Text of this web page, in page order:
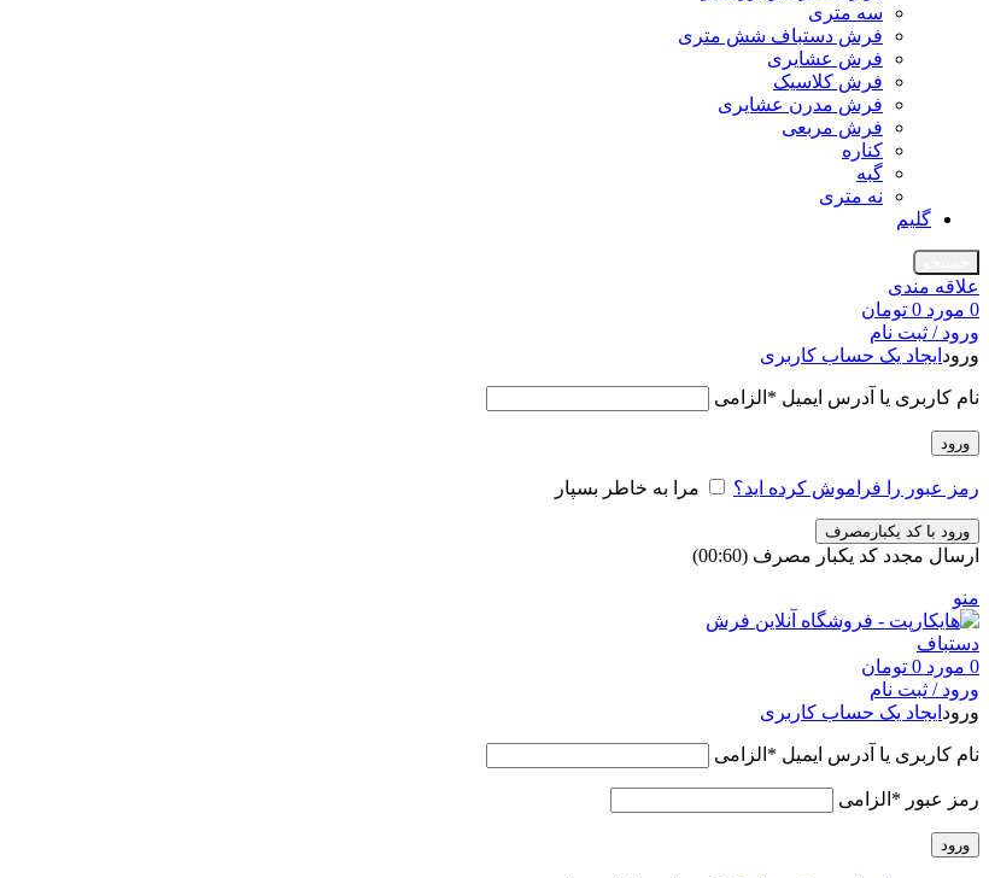
سه متری
فرش دستباف شش متری
فرش عشایری
فرش کلاسیک
فرش مدرن عشایری
فرش مربعی
کناره
گبه
نه متری
گلیم
علاقه مندی
0 مورد 0 تومان
ورود / ثبت نام
ورود ایجاد یک حساب کاربری
نام کاربری یا آدرس ایمیل * الزامی
ورود
رمز عبور را فراموش کرده اید؟ مرا به خاطر بسپار
ورود با کد یکبارمصرف
ارسال مجدد کد یکبار مصرف (00:
60
)
منو
0 مورد 0 تومان
ورود / ثبت نام
ورود ایجاد یک حساب کاربری
نام کاربری یا آدرس ایمیل * الزامی
رمز عبور * الزامی
ورود